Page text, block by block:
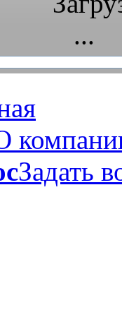
Задать